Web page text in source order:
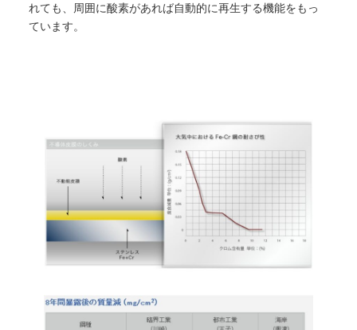
れても、周囲に酸素があれば自動的に再生する機能をもっ
ています。